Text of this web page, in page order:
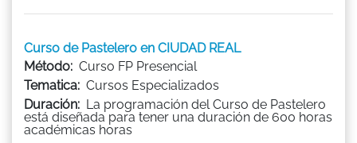
Curso de Pastelero en CIUDAD REAL
Método: Curso FP Presencial
Tematica: Cursos Especializados
Duración: La programación del Curso de Pastelero
está diseñada para tener una duración de 600 horas
académicas horas